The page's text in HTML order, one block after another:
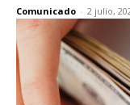
Comunicado - 2 julio,